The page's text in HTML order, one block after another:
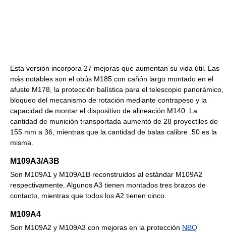
Esta versión incorpora 27 mejoras que aumentan su vida útil. Las
más notables son el obús M185 con cañón largo montado en el
afuste M178, la protección balística para el telescopio panorámico,
bloqueo del mecanismo de rotación mediante contrapeso y la
capacidad de montar el dispositivo de alineación M140. La
cantidad de munición transportada aumentó de 28 proyectiles de
155 mm a 36, mientras que la cantidad de balas calibre .50 es la
misma.
M109A3/A3B
Son M109A1 y M109A1B reconstruidos al estándar M109A2
respectivamente. Algunos A3 tienen montados tres brazos de
contacto, mientras que todos los A2 tienen cinco.
M109A4
Son M109A2 y M109A3 con mejoras en la protección NBQ